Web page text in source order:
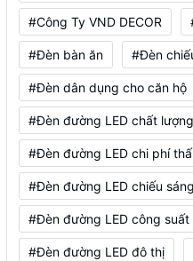
#Công Ty VND DECOR
#Đèn bàn ăn #Đèn
#Đèn dân dụng cho căn hộ
#Đèn đường LED chất
#Đèn đường LED chi phí
#Đèn đường LED chiếu
#Đèn đường LED công suất
#Đèn đường LED đô thị